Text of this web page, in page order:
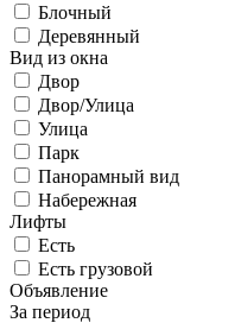
Блочный
Деревянный
Вид из окна
Двор
Двор/Улица
Улица
Парк
Панорамный вид
Набережная
Лифты
Есть
Есть грузовой
Объявление
За период